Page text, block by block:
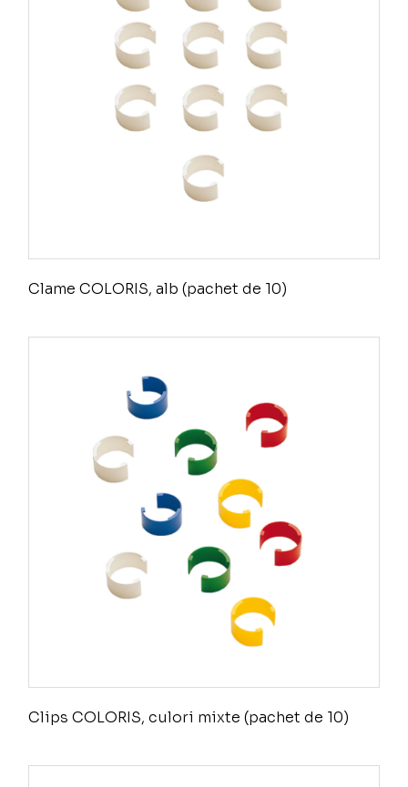
Clame COLORIS, alb (pachet de 10)
Clips COLORIS, culori mixte (pachet de 10)